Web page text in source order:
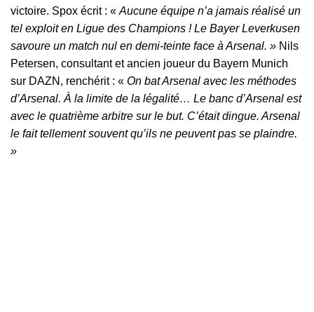
victoire. Spox écrit : « Aucune équipe n’a jamais réalisé un
tel exploit en Ligue des Champions ! Le Bayer Leverkusen
savoure un match nul en demi-teinte face à Arsenal. » Nils
Petersen, consultant et ancien joueur du Bayern Munich
sur DAZN, renchérit : « On bat Arsenal avec les méthodes
d’Arsenal. À la limite de la légalité… Le banc d’Arsenal est
avec le quatrième arbitre sur le but. C’était dingue. Arsenal
le fait tellement souvent qu’ils ne peuvent pas se plaindre.
»